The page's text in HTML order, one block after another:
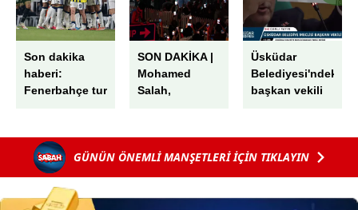
Son dakika
haberi:
Fenerbahçe tur
Graz’ı
İstanbul’da
devirdi
SON DAKİKA |
Mohamed
Salah,
muhteşem
karşılama
Üsküdar
Belediyesi'ndeki
başkan vekili
Parti'nin oyları
peş peşe iptal
GÜNÜN ÖNEMLİ MANŞETLERİ İÇİN TIKLAYIN